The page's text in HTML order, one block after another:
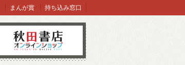
ラインショップ
まんが賞 持ち込み窓口